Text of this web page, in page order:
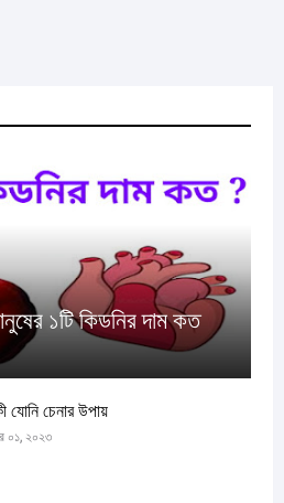
১টি কিডনির দাম কত
যোনি চেনার উপায়
০১, ২০২৩